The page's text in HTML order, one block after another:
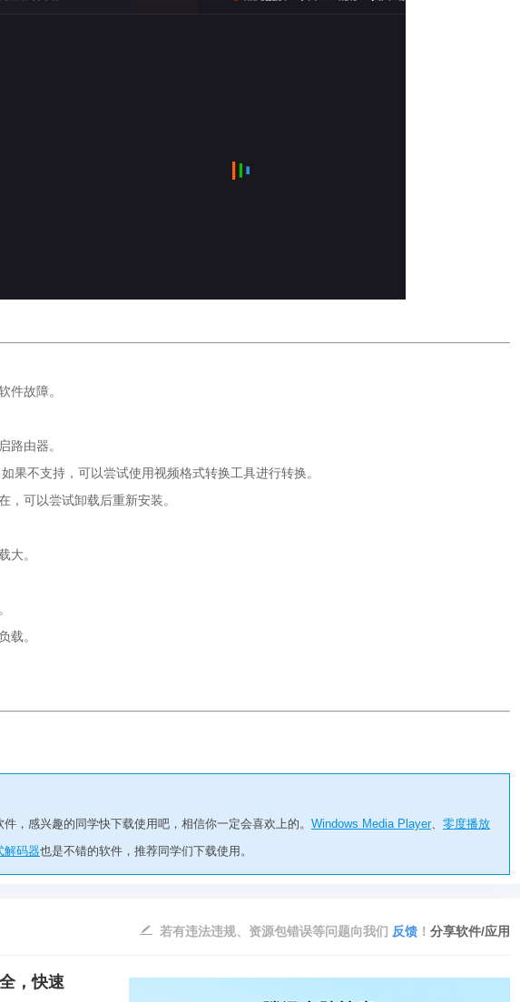
件故障。
路由器。
果不支持，可以尝试使用视频格式转换工具进行转换。
，可以尝试卸载后重新安装。
大。
载。
，感兴趣的同学快下载使用吧，相信你一定会喜欢上的。 Windows Media Player、 零度播放
解码器也是不错的软件，推荐同学们下载使用。
分享软件/应用
若有违法违规、资源包错误等问题向我们 反馈 ！
，快速